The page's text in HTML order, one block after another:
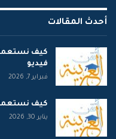
أحدث المقالات
كيف نستعمل
فيديو
فبراير 7, 2026
كيف نستعمل
يناير 30, 2026